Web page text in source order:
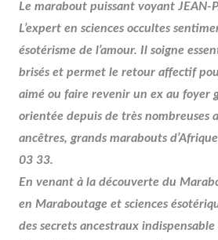
Le marabout puissant voyant JEAN-
L’expert en sciences occultes
ésotérisme de l’amour. Il soigne
brisés et permet le retour affectif
aimé ou faire revenir un ex au foyer
orientée depuis de très nombreuses
ancêtres, grands marabouts
03 33.
En venant à la découverte du
en Maraboutage et sciences
des secrets ancestraux indispensable